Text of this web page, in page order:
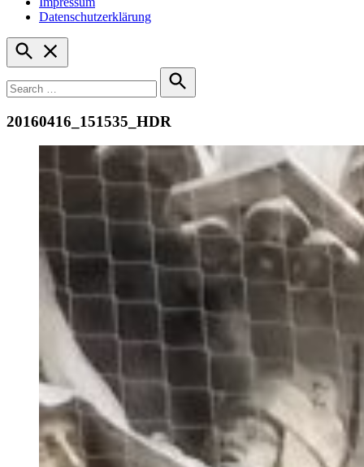
Datenschutzerklärung
Open
Search
for:
Search
20160416_151535_HDR